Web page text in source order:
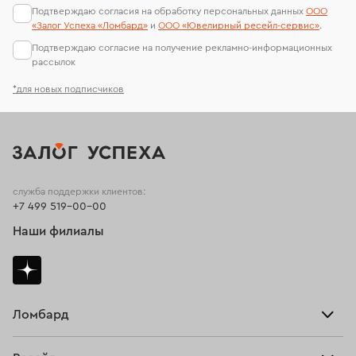
*для новых подписчиков
Подтверждаю согласия на обработку персональных данных ООО
«Залог Успеха «Ломбард» и ООО «Ювелирный ресейл-сервиc».
Подтверждаю согласие на получение рекламно-информационных
рассылок
Ломбард
служба поддержки клиентов:
+7 499 519-00-00
Наши филиалы